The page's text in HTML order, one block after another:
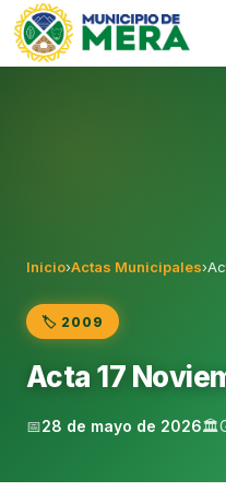
Gobierno Autónomo
Inicio›Actas Municipales›
🏷️ 2009
Acta 17
📅28 de mayo de 2026🏛️